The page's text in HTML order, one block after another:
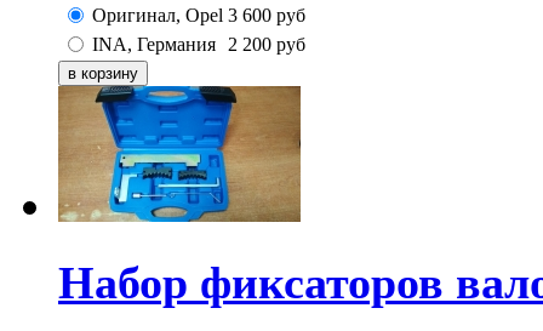
Оригинал, Opel 3 600 руб
INA, Германия
2 200 руб
Набор фиксаторов